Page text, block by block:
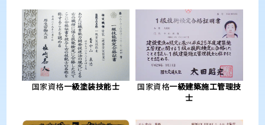
国家資格一級塗装技能士 国家資格一級建築施工管理技
士